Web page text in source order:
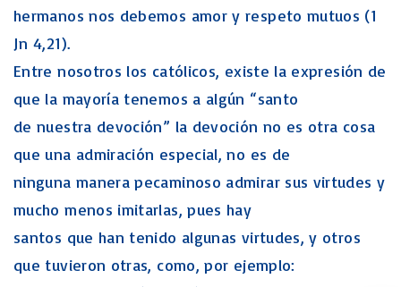
hermanos nos debemos amor y respeto mutuos (1
Jn 4,21).
Entre nosotros los católicos, existe la expresión de
que la mayoría tenemos a algún “santo
de nuestra devoción” la devoción no es otra cosa
que una admiración especial, no es de
ninguna manera pecaminoso admirar sus virtudes y
mucho menos imitarlas, pues hay
santos que han tenido algunas virtudes, y otros
que tuvieron otras, como, por ejemplo: